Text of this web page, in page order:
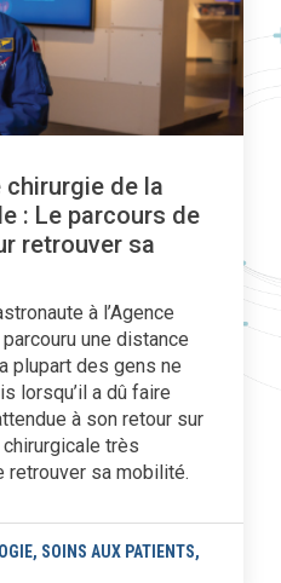
chirurgie de la
: Le parcours de
retrouver sa
à l’Agence
une distance
plupart des gens ne
lorsqu’il a dû faire
à son retour sur
très
retrouver sa mobilité.
, SOINS AUX PATIENTS,